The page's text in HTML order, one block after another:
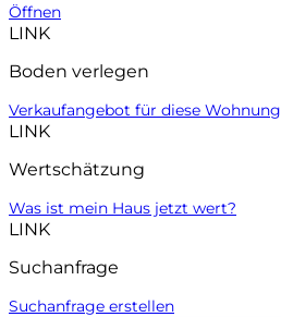
Öffnen
LINK
Boden verlegen
Verkaufangebot für diese Wohnung
LINK
Wertschätzung
Was ist mein Haus jetzt wert?
LINK
Suchanfrage
Suchanfrage erstellen